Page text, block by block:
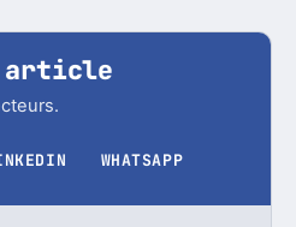
article
WHATSAPP